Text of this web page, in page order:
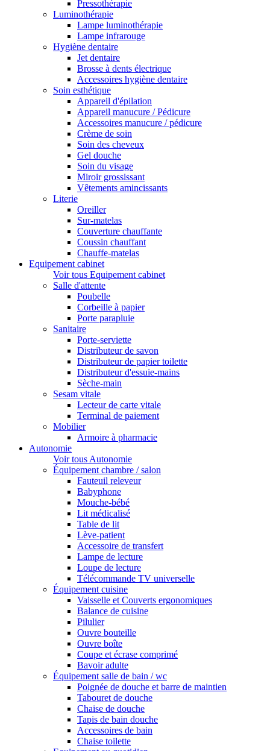
Pressothérapie
Luminothérapie
Lampe luminothérapie
Lampe infrarouge
Hygiène dentaire
Jet dentaire
Brosse à dents électrique
Accessoires hygiène dentaire
Soin esthétique
Appareil d'épilation
Appareil manucure / Pédicure
Accessoires manucure / pédicure
Crème de soin
Soin des cheveux
Gel douche
Soin du visage
Miroir grossissant
Vêtements amincissants
Literie
Oreiller
Sur-matelas
Couverture chauffante
Coussin chauffant
Chauffe-matelas
Equipement cabinet
Voir tous Equipement cabinet
Salle d'attente
Poubelle
Corbeille à papier
Porte parapluie
Sanitaire
Porte-serviette
Distributeur de savon
Distributeur de papier toilette
Distributeur d'essuie-mains
Sèche-main
Sesam vitale
Lecteur de carte vitale
Terminal de paiement
Mobilier
Armoire à pharmacie
Autonomie
Voir tous Autonomie
Équipement chambre / salon
Fauteuil releveur
Babyphone
Mouche-bébé
Lit médicalisé
Table de lit
Lève-patient
Accessoire de transfert
Lampe de lecture
Loupe de lecture
Télécommande TV universelle
Équipement cuisine
Vaisselle et Couverts ergonomiques
Balance de cuisine
Pilulier
Ouvre bouteille
Ouvre boîte
Coupe et écrase comprimé
Bavoir adulte
Équipement salle de bain / wc
Poignée de douche et barre de maintien
Tabouret de douche
Chaise de douche
Tapis de bain douche
Accessoires de bain
Chaise toilette